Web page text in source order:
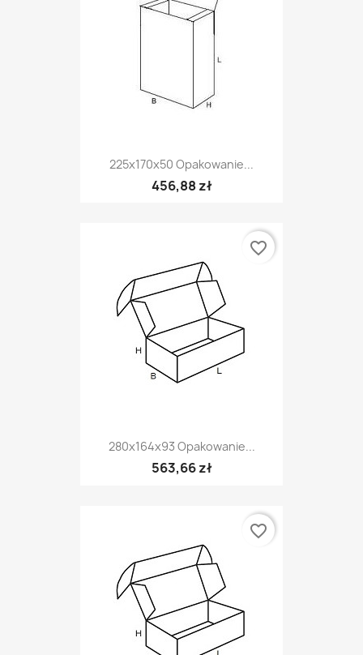
225x170x50 Opakowanie...
456,88 zł
280x164x93 Opakowanie...
563,66 zł
favorite_border
favorite_border